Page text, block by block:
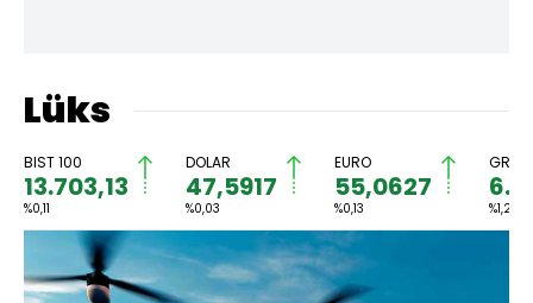
Lüks
BIST 100
13.703,13
%0,11
DOLAR
47,5917
%0,03
EURO
55,0627
%0,13 %1,21